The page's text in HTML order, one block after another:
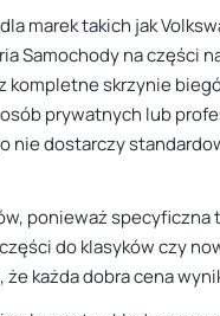
marek takich jak
na części
skrzynie
prywatnych lub
dostarczy
ponieważ
do klasyków czy
każda dobra cena